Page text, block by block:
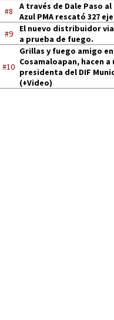
#8
A través de Dale Paso
Azul PMA rescató 327
#9
El nuevo distribuidor
a prueba de fuego.
#10
Grillas y fuego amigo en
Cosamaloapan, hacen a
presidenta del DIF
(+Video)